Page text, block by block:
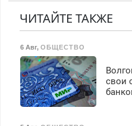
ЧИТАЙТЕ ТАКЖЕ
6 Авг, ОБЩЕСТВО
свои